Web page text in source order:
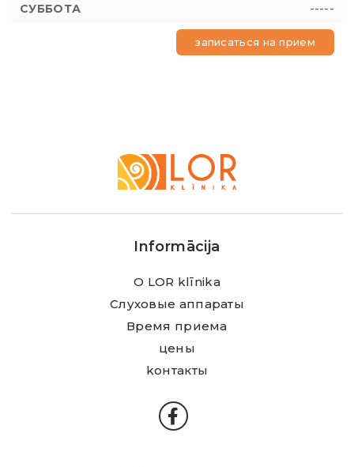
-----
записаться на прием
Klīnika
Informācija
О LOR klīnika
Слуховые аппараты
Время приема
цены
kонтакты